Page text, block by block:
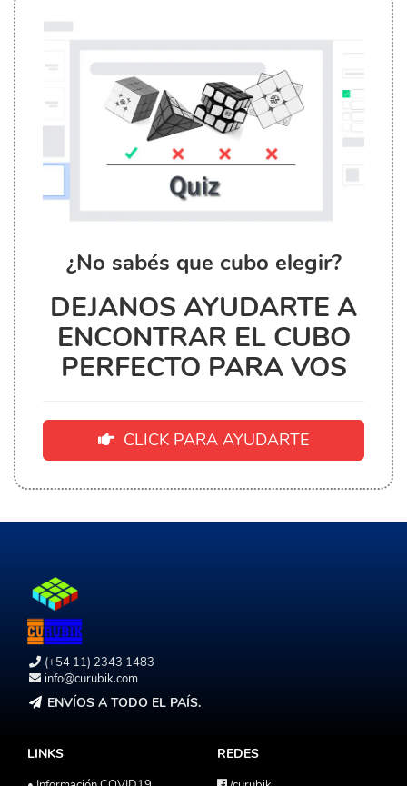
¿No sabés que cubo elegir?
DEJANOS AYUDARTE A
ENCONTRAR EL CUBO
PERFECTO PARA VOS
CLICK PARA AYUDARTE
(+54 11) 2343 1483
info@curubik.com
ENVÍOS A TODO EL PAÍS.
LINKS REDES